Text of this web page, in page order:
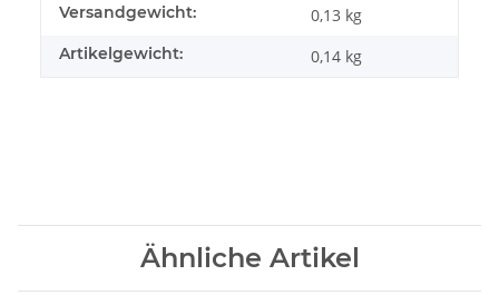
Versandgewicht: 0,13 kg
Artikelgewicht: 0,14 kg
Ähnliche Artikel